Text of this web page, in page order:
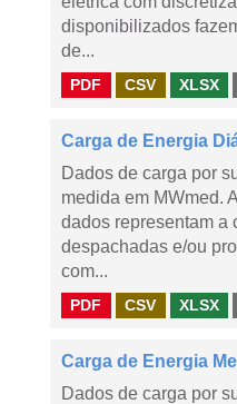
disponibilizados
de...
PDF CSV XLSX
Carga de Energia
Dados de carga por
medida em MWmed.
dados representam a
despachadas e/ou
com...
PDF CSV XLSX
Carga de Energia
Dados de carga por